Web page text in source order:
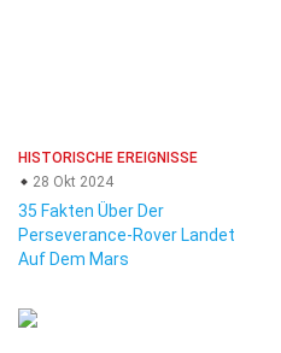
HISTORISCHE EREIGNISSE
28 Okt 2024
35 Fakten Über Der
Perseverance-Rover Landet
Auf Dem Mars